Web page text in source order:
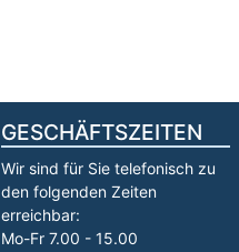
GESCHÄFTSZEITEN
Wir sind für Sie telefonisch zu
den folgenden Zeiten
erreichbar:
Mo-Fr 7.00 - 15.00